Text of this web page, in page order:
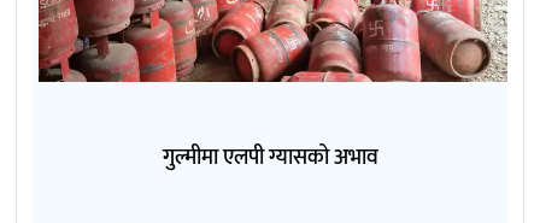
गुल्मीमा एलपी ग्यासको अभाव